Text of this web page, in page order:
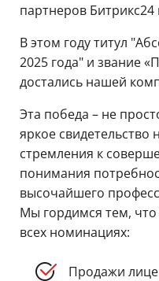
партнеров Битрикс24
В этом году титул
2025 года" и звание
достались нашей
Эта победа – не
яркое
стремления к
понимания
высочайшего
Мы гордимся тем,
всех номинациях:
Продажи